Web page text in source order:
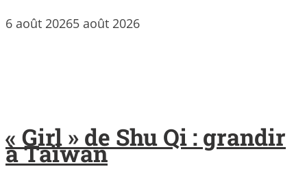
6 août 20265 août 2026
« Girl » de Shu Qi : grandir
à Taïwan